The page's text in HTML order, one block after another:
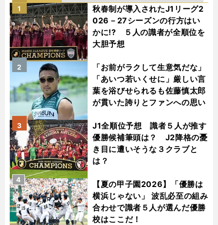
秋春制が導入されたJ1リーグ2
026－27シーズンの行方はい
かに!? ５人の識者が全順位を
大胆予想
1
「お前がラクして生意気だな」
「あいつ若いくせに」厳しい言
葉を浴びせられるも佐藤慎太郎
が貫いた誇りとファンへの思い
2
J1全順位予想 識者５人が推す
優勝候補筆頭は？ J2降格の憂
き目に遭いそうな３クラブと
は？
3
【夏の甲子園2026】「優勝は
横浜じゃない」 波乱必至の組み
合わせで識者５人が選んだ優勝
校はここだ！
4